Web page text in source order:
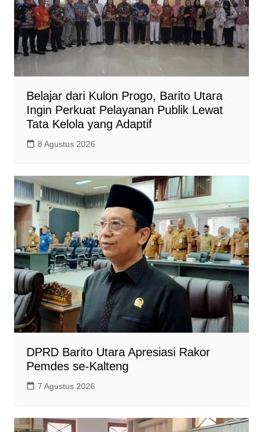
Belajar dari Kulon Progo, Barito Utara
Ingin Perkuat Pelayanan Publik Lewat
Tata Kelola yang Adaptif
8 Agustus 2026
DPRD Barito Utara Apresiasi Rakor
Pemdes se-Kalteng
7 Agustus 2026